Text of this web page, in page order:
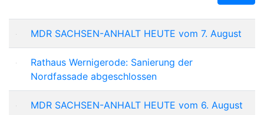
MDR SACHSEN-ANHALT HEUTE vom 7. August
Rathaus Wernigerode: Sanierung der
Nordfassade abgeschlossen
MDR SACHSEN-ANHALT HEUTE vom 6. August